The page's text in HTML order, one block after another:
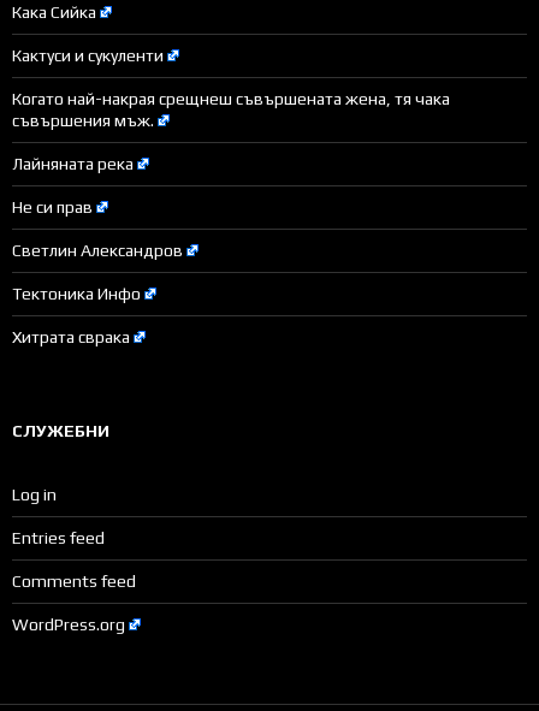
Кака Сийка
Кактуси и сукуленти
Когато най-накрая срещнеш съвършената жена, тя чака
съвършения мъж.
Лайняната река
Не си прав
Светлин Александров
Тектоника Инфо
Хитрата сврака
СЛУЖЕБНИ
Log in
Entries feed
Comments feed
WordPress.org